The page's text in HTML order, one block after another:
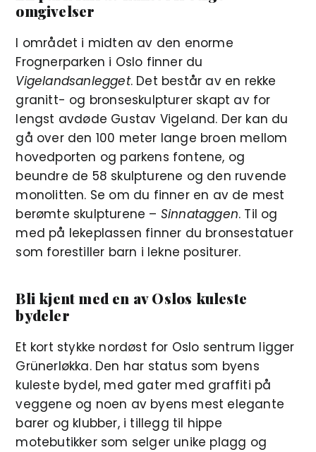
omgivelser
I området i midten av den enorme
Frognerparken i Oslo finner du
Vigelandsanlegget. Det består av en rekke
granitt- og bronseskulpturer skapt av for
lengst avdøde Gustav Vigeland. Der kan du
gå over den 100 meter lange broen mellom
hovedporten og parkens fontene, og
beundre de 58 skulpturene og den ruvende
monolitten. Se om du finner en av de mest
berømte skulpturene – Sinnataggen. Til og
med på lekeplassen finner du bronsestatuer
som forestiller barn i lekne positurer.
Bli kjent med en av Oslos kuleste
bydeler
Et kort stykke nordøst for Oslo sentrum ligger
Grünerløkka. Den har status som byens
kuleste bydel, med gater med graffiti på
veggene og noen av byens mest elegante
barer og klubber, i tillegg til hippe
motebutikker som selger unike plagg og